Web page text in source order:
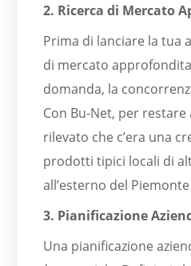
2. Ricerca di Mercato
Prima di lanciare la tua
di mercato
domanda, la
Con Bu-Net, per
rilevato che c’era una
prodotti tipici locali di
all’esterno del
3. Pianificazione
Una pianificazione